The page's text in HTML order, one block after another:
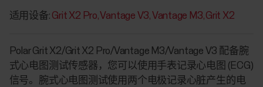
适用设备: Grit X2 Pro Vantage V3 Vantage M3 Grit X2
Polar Grit X2/Grit X2 Pro/Vantage M3/Vantage V3 配备腕
式心电图测试传感器，您可以使用手表记录心电图 (ECG)
信号。腕式心电图测试使用两个电极记录心脏产生的电